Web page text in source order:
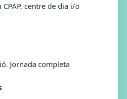
centre de dia i/o
Jornada completa